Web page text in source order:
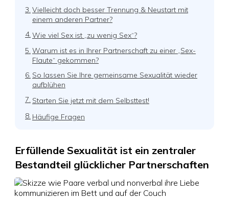
3. Vielleicht doch besser Trennung & Neustart mit
einem anderen Partner?
4. Wie viel Sex ist „zu wenig Sex“?
5. Warum ist es in Ihrer Partnerschaft zu einer „Sex-
Flaute“ gekommen?
6. So lassen Sie Ihre gemeinsame Sexualität wieder
aufblühen
7. Starten Sie jetzt mit dem Selbsttest!
8. Häufige Fragen
Erfüllende Sexualität ist ein zentraler
Bestandteil glücklicher Partnerschaften